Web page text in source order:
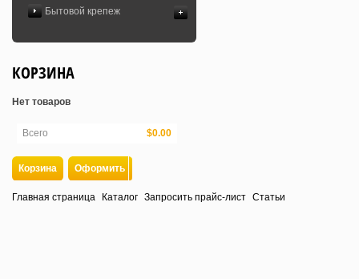
Бытовой крепеж
КОРЗИНА
Нет товаров
Всего $0.00
Корзина Оформить
Главная страница Каталог Запросить прайс-лист Статьи